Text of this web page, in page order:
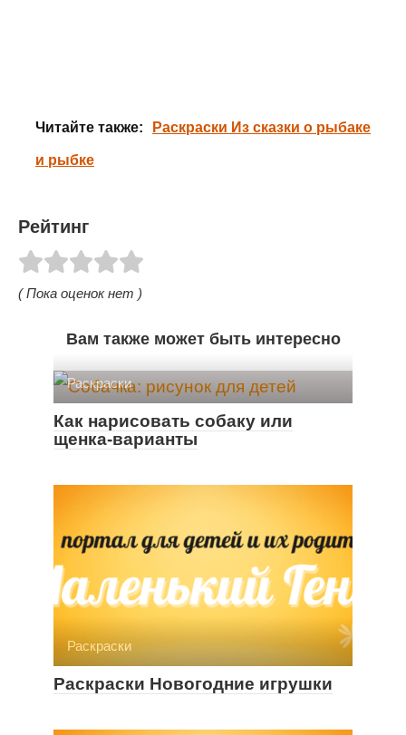
Читайте также: Раскраски Из сказки о рыбаке
и рыбке
Рейтинг
( Пока оценок нет )
Вам также может быть интересно
Раскраски
Как нарисовать собаку или
щенка-варианты
Раскраски
Раскраски Новогодние игрушки